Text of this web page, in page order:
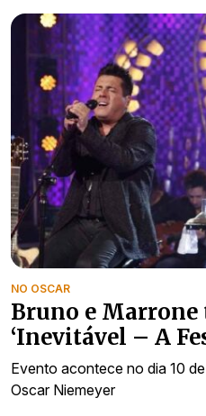
NO OSCAR
Bruno e Marrone
‘Inevitável – A
Evento acontece no dia 10
Oscar Niemeyer